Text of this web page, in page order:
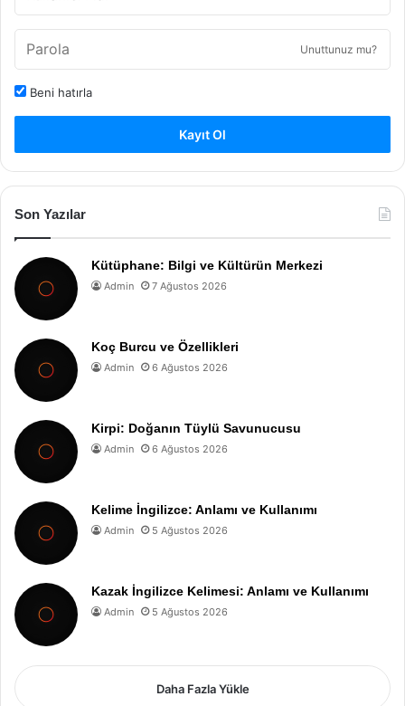
Unuttunuz mu?
Beni hatırla
Kayıt Ol
Son Yazılar
Kütüphane: Bilgi ve Kültürün Merkezi
Admin 7 Ağustos 2026
Koç Burcu ve Özellikleri
Admin 6 Ağustos 2026
Kirpi: Doğanın Tüylü Savunucusu
Admin 6 Ağustos 2026
Kelime İngilizce: Anlamı ve Kullanımı
Admin 5 Ağustos 2026
Kazak İngilizce Kelimesi: Anlamı ve Kullanımı
Admin 5 Ağustos 2026
Daha Fazla Yükle